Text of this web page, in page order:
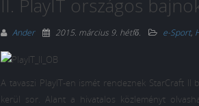
II. PlayIT országos
Ander 2015. március 9. hétfő. e-Sport,
A tavaszi PlayIT-en ismét rendeznek StarCraft
kerül sor. Alant a hivatalos közleményt